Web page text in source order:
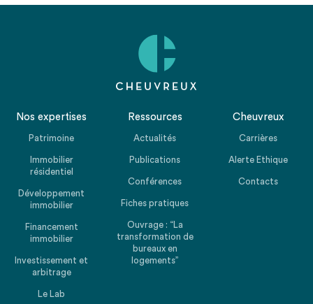
Nos expertises
Patrimoine
Immobilier
résidentiel
Développement
immobilier
Financement
immobilier
Investissement et
arbitrage
Le Lab
Ressources
Actualités
Publications
Conférences
Fiches pratiques
Ouvrage : “La
transformation de
bureaux en
logements”
Cheuvreux
Carrières
Alerte Ethique
Contacts